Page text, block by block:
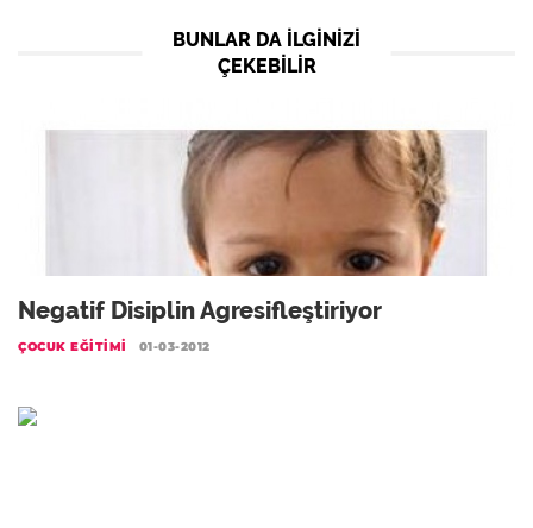
BUNLAR DA ILGINIZI
ÇEKEBILIR
Negatif Disiplin Agresifleştiriyor
ÇOCUK EĞITIMI 01-03-2012